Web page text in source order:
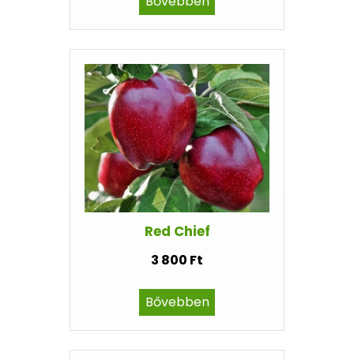
Red Chief
3 800 Ft
Bővebben